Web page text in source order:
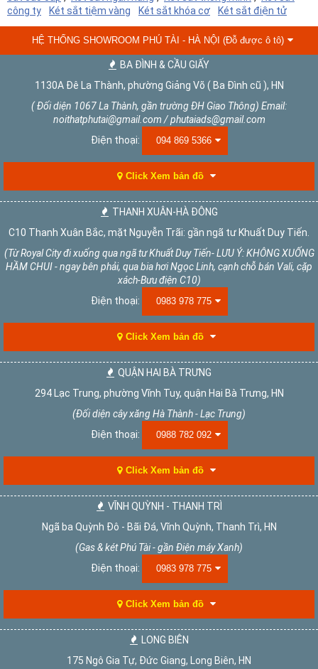
công ty
Két sắt tiệm vàng Két sắt khóa cơ Két sắt điện tử
HỆ THỐNG SHOWROOM PHÚ TÀI - HÀ NỘI (Đỗ được ô tô)
BA ĐÌNH & CẦU GIẤY
1130A Đê La Thành, phường Giảng Võ ( Ba Đình cũ ), HN
( Đối diện 1067 La Thành, gần trường ĐH Giao Thông) Email:
noithatphutai@gmail.com / phutaiads@gmail.com
Điện thoại:
094 869 5366
Click Xem bản đồ
THANH XUÂN-HÀ ĐÔNG
C10 Thanh Xuân Bắc, mặt Nguyễn Trãi: gần ngã tư Khuất Duy Tiến.
(Từ Royal City đi xuống qua ngã tư Khuất Duy Tiến- LƯU Ý: KHÔNG XUỐNG
HẦM CHUI - ngay bên phải, qua bia hơi Ngọc Linh, cạnh chỗ bán Vali, cặp
xách-Bưu điện C10)
Điện thoại:
0983 978 775
Click Xem bản đồ
QUẬN HAI BÀ TRƯNG
294 Lạc Trung, phường Vĩnh Tuy, quận Hai Bà Trưng, HN
(Đối diện cây xăng Hà Thành - Lạc Trung)
Điện thoại:
0988 782 092
Click Xem bản đồ
VĨNH QUỲNH - THANH TRÌ
Ngã ba Quỳnh Đô - Bãi Đá, Vĩnh Quỳnh, Thanh Trì, HN
(Gas & két Phú Tài - gần Điện máy Xanh)
Điện thoại:
0983 978 775
Click Xem bản đồ
LONG BIÊN
175 Ngô Gia Tự, Đức Giang, Long Biên, HN